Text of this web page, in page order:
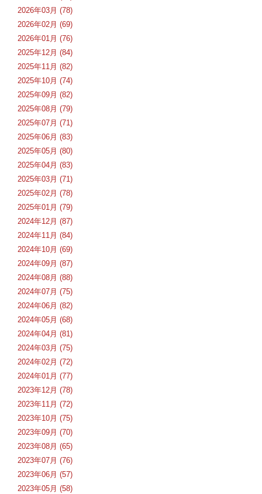
2026年03月 (78)
2026年02月 (69)
2026年01月 (76)
2025年12月 (84)
2025年11月 (82)
2025年10月 (74)
2025年09月 (82)
2025年08月 (79)
2025年07月 (71)
2025年06月 (83)
2025年05月 (80)
2025年04月 (83)
2025年03月 (71)
2025年02月 (78)
2025年01月 (79)
2024年12月 (87)
2024年11月 (84)
2024年10月 (69)
2024年09月 (87)
2024年08月 (88)
2024年07月 (75)
2024年06月 (82)
2024年05月 (68)
2024年04月 (81)
2024年03月 (75)
2024年02月 (72)
2024年01月 (77)
2023年12月 (78)
2023年11月 (72)
2023年10月 (75)
2023年09月 (70)
2023年08月 (65)
2023年07月 (76)
2023年06月 (57)
2023年05月 (58)